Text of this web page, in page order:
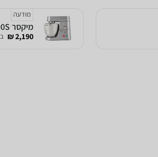
מודעה
‏מיקסר Kenwood KPL9000S קנווד
2,190 ₪